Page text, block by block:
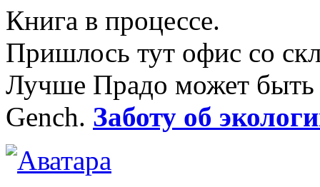
Книга в процессе.
Пришлось тут офис со
Лучше Прадо может
Gench. Заботу об